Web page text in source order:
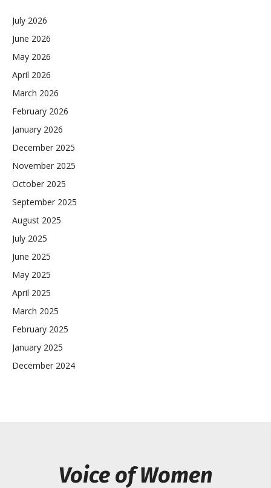
July 2026
June 2026
May 2026
April 2026
March 2026
February 2026
January 2026
December 2025
November 2025
October 2025
September 2025
August 2025
July 2025
June 2025
May 2025
April 2025
March 2025
February 2025
January 2025
December 2024
Voice of Women